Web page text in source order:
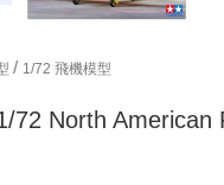
/ 1/72 飛機模型
72 North American